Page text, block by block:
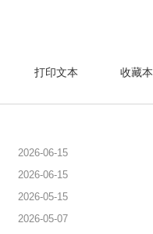
打印文本 收藏
2026-06-15
2026-06-15
2026-05-15
2026-05-07